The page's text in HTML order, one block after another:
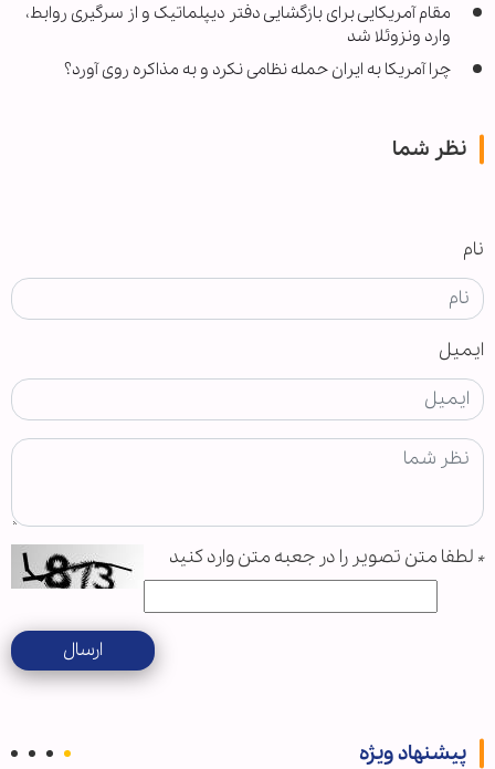
مقام آمریکایی برای بازگشایی دفتر دیپلماتیک و از سرگیری روابط،
وارد ونزوئلا شد
چرا آمریکا به ایران حمله نظامی نکرد و به مذاکره روی آورد؟
نظر شما
نام
ایمیل
* لطفا متن تصویر را در جعبه متن وارد کنید
ارسال
پیشنهاد ویژه